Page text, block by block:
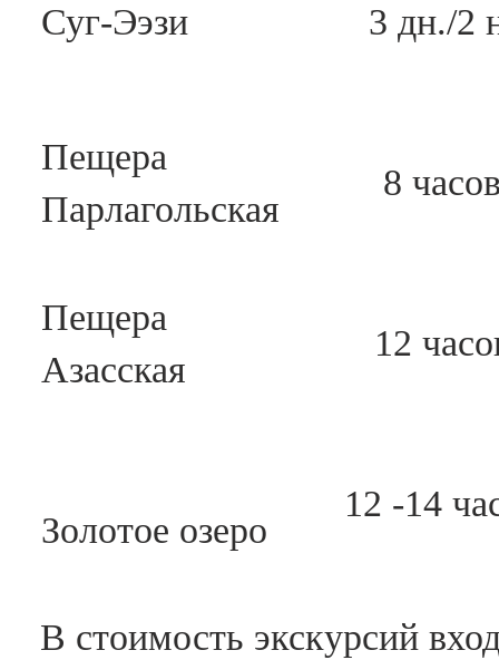
Суг-Ээзи 3 дн./2
Пещера
Парлагольская
8
Пещера
Азасская
12
Золотое озеро
12 -14
В стоимость экскурсий